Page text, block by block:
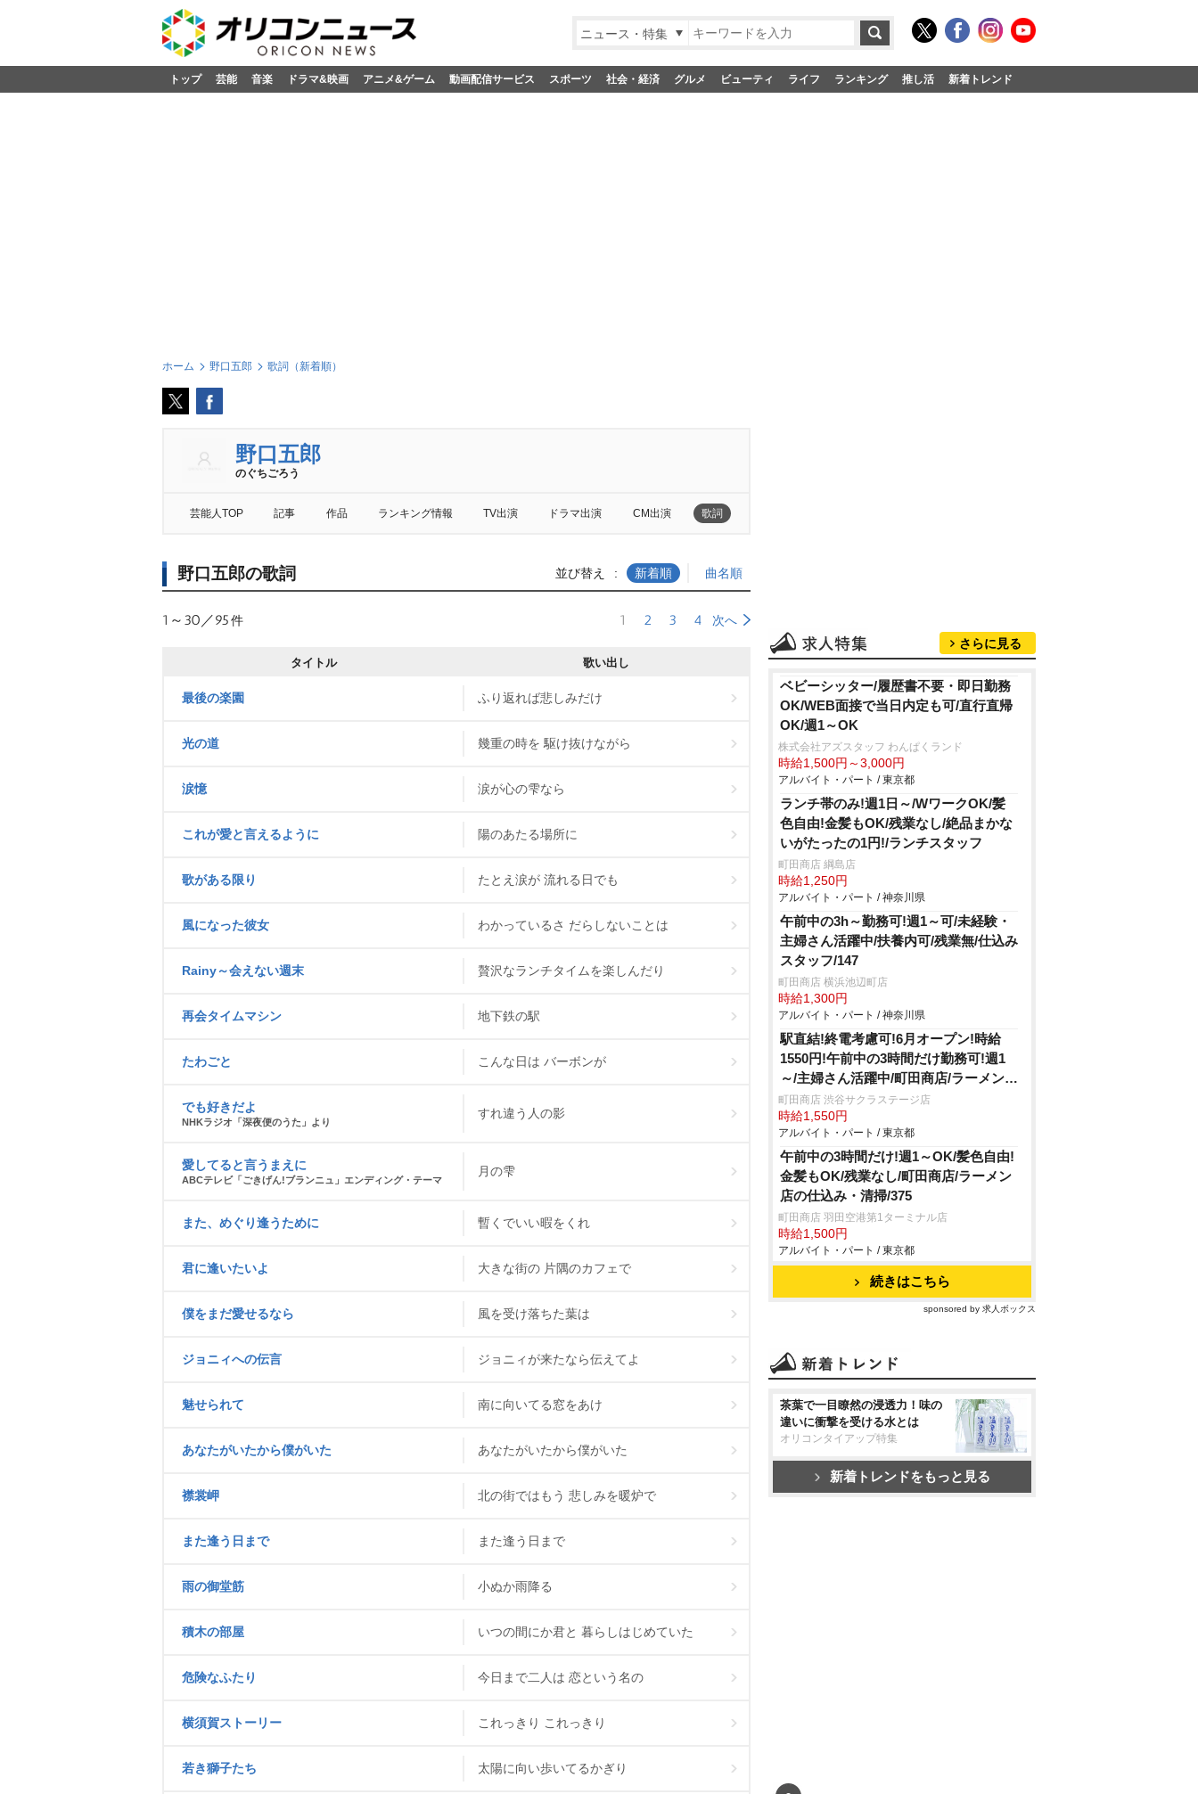
ニュース・特集
トップ 芸能 音楽 ドラマ&映画 アニメ&ゲーム 動画配信サービス スポーツ 社会・経済 グルメ ビューティ ライフ ランキング 推し活 新着トレンド
ホーム 野口五郎 歌詞（新着順）
野口五郎
のぐちごろう
芸能人TOP 記事 作品 ランキング情報 TV出演 ドラマ出演 CM出演 歌詞
野口五郎の歌詞 並び替え 新着順 曲名順
1～30／95件 1 2 3 4 次へ
タイトル 歌い出し
最後の楽園 ふり返れば悲しみだけ
光の道 幾重の時を 駆け抜けながら
涙憶 涙が心の雫なら
これが愛と言えるように 陽のあたる場所に
歌がある限り たとえ涙が 流れる日でも
風になった彼女 わかっているさ だらしないことは
Rainy～会えない週末 贅沢なランチタイムを楽しんだり
再会タイムマシン 地下鉄の駅
たわごと こんな日は バーボンが
でも好きだよ
NHKラジオ「深夜便のうた」より
すれ違う人の影
愛してると言うまえに
ABCテレビ「ごきげん!ブランニュ」エンディング・テーマ
月の雫
また、めぐり逢うために 暫くでいい暇をくれ
君に逢いたいよ 大きな街の 片隅のカフェで
僕をまだ愛せるなら 風を受け落ちた葉は
ジョニィへの伝言 ジョニィが来たなら伝えてよ
魅せられて 南に向いてる窓をあけ
あなたがいたから僕がいた あなたがいたから僕がいた
襟裳岬 北の街ではもう 悲しみを暖炉で
また逢う日まで また逢う日まで
雨の御堂筋 小ぬか雨降る
積木の部屋 いつの間にか君と 暮らしはじめていた
危険なふたり 今日まで二人は 恋という名の
横須賀ストーリー これっきり これっきり
若き獅子たち 太陽に向い歩いてるかぎり
さらに見る
ベビーシッター/履歴書不要・即日勤務
OK/WEB面接で当日内定も可/直行直帰
OK/週1～OK
株式会社アズスタッフ わんぱくランド
時給1,500円～3,000円
アルバイト・パート / 東京都
ランチ帯のみ!週1日～/WワークOK/髪
色自由!金髪もOK/残業なし/絶品まかな
いがたったの1円!/ランチスタッフ
町田商店 綱島店
時給1,250円
アルバイト・パート / 神奈川県
午前中の3h～勤務可!週1～可/未経験・
主婦さん活躍中/扶養内可/残業無/仕込み
スタッフ/147
町田商店 横浜池辺町店
時給1,300円
アルバイト・パート / 神奈川県
駅直結!終電考慮可!6月オープン!時給
1550円!午前中の3時間だけ勤務可!週1
～/主婦さん活躍中/町田商店/ラーメン店
の仕込み・清掃/406
町田商店 渋谷サクラステージ店
時給1,550円
アルバイト・パート / 東京都
午前中の3時間だけ!週1～OK/髪色自由!
金髪もOK/残業なし/町田商店/ラーメン
店の仕込み・清掃/375
町田商店 羽田空港第1ターミナル店
時給1,500円
アルバイト・パート / 東京都
続きはこちら
sponsored by 求人ボックス
茶葉で一目瞭然の浸透力！味の
違いに衝撃を受ける水とは
オリコンタイアップ特集
新着トレンドをもっと見る